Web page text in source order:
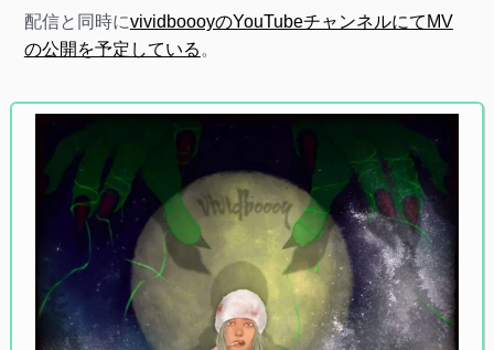
配信と同時にvividboooyのYouTubeチャンネルにてMV
の公開を予定している 。